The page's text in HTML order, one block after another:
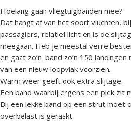
Hoelang gaan vliegtuigbanden mee?
Dat hangt af van het soort vluchten,
passagiers, relatief licht en is de
meegaan. Heb je meestal verre
en gaat zo’n band zo’n 150
van een nieuw loopvlak voorzien.
Warm weer geeft ook extra slijtage.
Een band waarbij ergens een plek
Bij een lekke band op een strut moet
overbelast is geraakt.